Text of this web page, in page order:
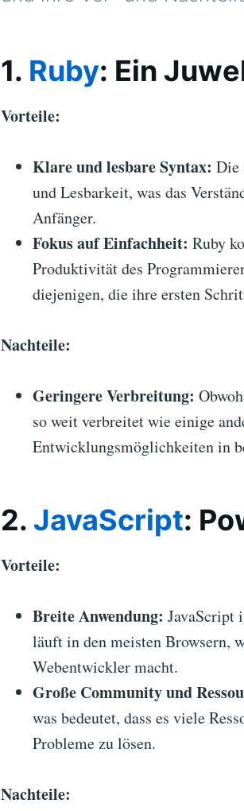
1. Ruby: Ein
Vorteile:
Klare und lesbare Syntax: Die
und Lesbarkeit, was das
Anfänger.
Fokus auf Einfachheit: Ruby
Produktivität des
diejenigen, die ihre ersten
Nachteile:
Geringere Verbreitung:
so weit verbreitet wie einige
Entwicklungsmöglichkeiten in
2. JavaScript:
Vorteile:
Breite Anwendung: JavaScript
läuft in den meisten Browsern,
Webentwickler macht.
Große Community und
was bedeutet, dass es viele
Probleme zu lösen.
Nachteile: